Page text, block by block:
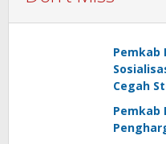
Pemkab
Cegah
Pemkab